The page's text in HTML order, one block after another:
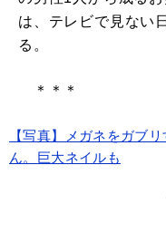
は、テレビで見ない
る。
＊＊＊
【写真】メガネをガブ
ん。巨大ネイルも